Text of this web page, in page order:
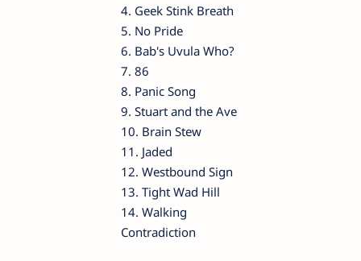
4. Geek Stink Breath
5. No Pride
6. Bab's Uvula Who?
7. 86
8. Panic Song
9. Stuart and the Ave
10. Brain Stew
11. Jaded
12. Westbound Sign
13. Tight Wad Hill
14. Walking
Contradiction